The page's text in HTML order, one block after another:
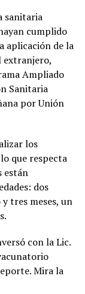
sanitaria
cumplido
aplicación de la
extranjero,
Ampliado
Sanitaria
por Unión
los
que respecta
están
dos
y tres meses, un
con la Lic.
Mira la